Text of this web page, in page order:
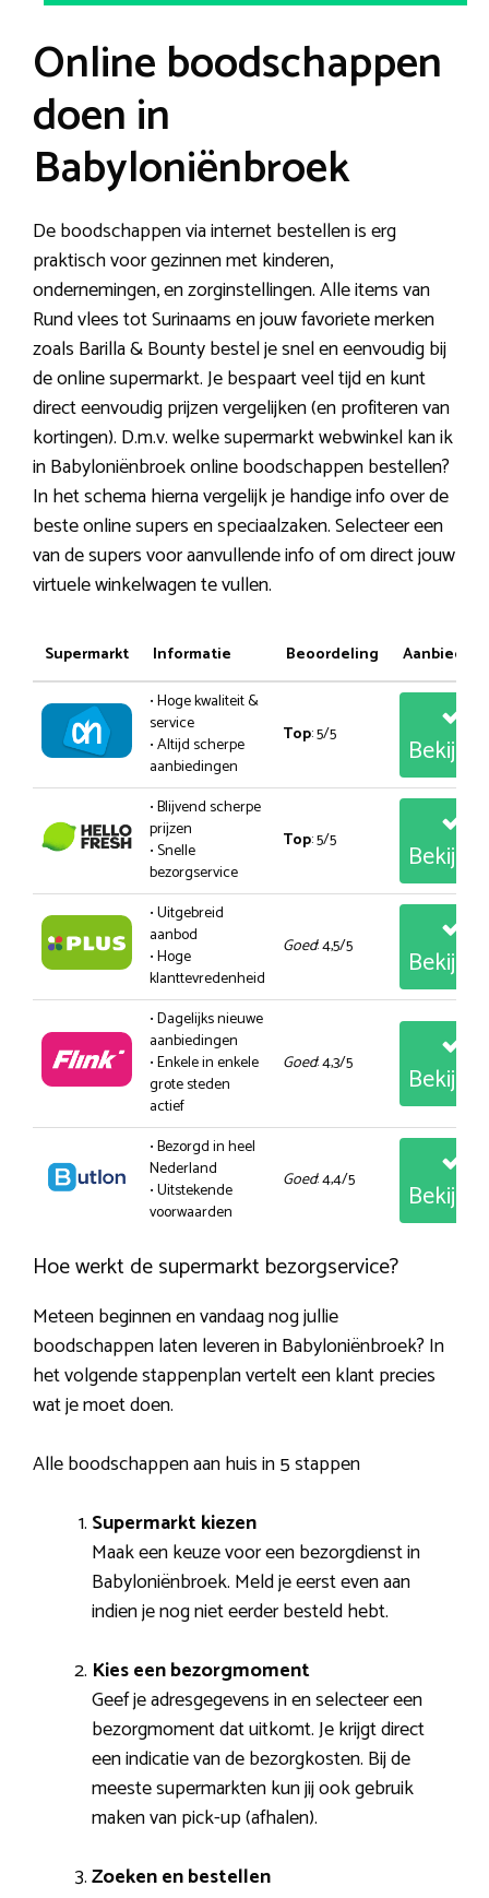
Online boodschappen
doen in
Babyloniënbroek
De boodschappen via internet bestellen is erg
praktisch voor gezinnen met kinderen,
ondernemingen, en zorginstellingen. Alle items van
Rund vlees tot Surinaams en jouw favoriete merken
zoals Barilla & Bounty bestel je snel en eenvoudig bij
de online supermarkt. Je bespaart veel tijd en kunt
direct eenvoudig prijzen vergelijken (en profiteren van
kortingen). D.m.v. welke supermarkt webwinkel kan ik
in Babyloniënbroek online boodschappen bestellen?
In het schema hierna vergelijk je handige info over de
beste online supers en speciaalzaken. Selecteer een
van de supers voor aanvullende info of om direct jouw
virtuele winkelwagen te vullen.
Supermarkt Informatie Beoordeling
• Hoge kwaliteit &
service
• Altijd scherpe
aanbiedingen
Top: 5/5
• Blijvend scherpe
prijzen
• Snelle
bezorgservice
Top: 5/5
• Uitgebreid
aanbod
• Hoge
klanttevredenheid
Goed: 4,5/5
• Dagelijks nieuwe
aanbiedingen
• Enkele in enkele
grote steden
actief
Goed: 4,3/5
• Bezorgd in heel
Nederland
• Uitstekende
voorwaarden
Goed: 4,4/5
Hoe werkt de supermarkt bezorgservice?
Meteen beginnen en vandaag nog jullie
boodschappen laten leveren in Babyloniënbroek? In
het volgende stappenplan vertelt een klant precies
wat je moet doen.
Alle boodschappen aan huis in 5 stappen
Supermarkt kiezen
Maak een keuze voor een bezorgdienst in
Babyloniënbroek. Meld je eerst even aan
indien je nog niet eerder besteld hebt.
Kies een bezorgmoment
Geef je adresgegevens in en selecteer een
bezorgmoment dat uitkomt. Je krijgt direct
een indicatie van de bezorgkosten. Bij de
meeste supermarkten kun jij ook gebruik
maken van pick-up (afhalen).
Zoeken en bestellen